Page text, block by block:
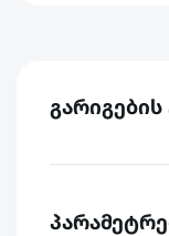
გარიგების